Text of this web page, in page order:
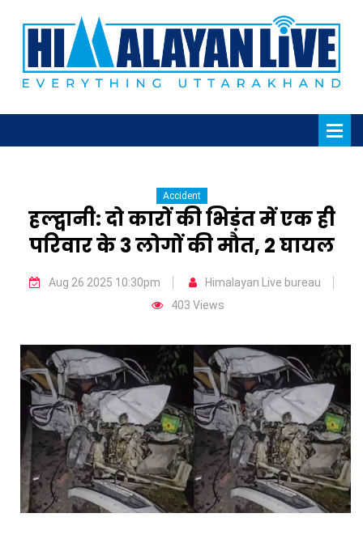
Accident
हल्द्वानी: दो कारों की भिड़ंत में एक ही
परिवार के 3 लोगों की मौत, 2 घायल
Aug 26 2025 10:30pm
Himalayan Live bureau
403 Views